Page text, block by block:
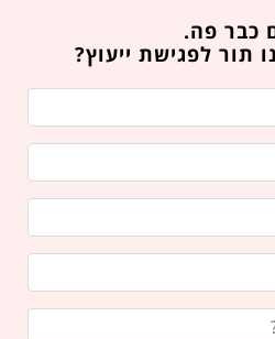
נוחים ומהירים. ד"ר
בירושלים, מסבירה
כבר פה.
תור לפגישת ייעוץ?